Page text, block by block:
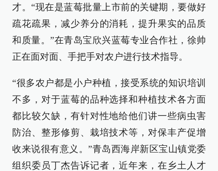
才。“现在是蓝莓批量上市前的关键期，要做好
疏花疏果，减少养分的消耗，提升果实的品质
和质量。”在青岛宝欣兴蓝莓专业合作社，徐帅
正在面对面、手把手对农户进行技术指导。
“很多农户都是小户种植，接受系统的知识培训
不多，对于蓝莓的品种选择和种植技术各方面
都比较欠缺，有针对性地给他们讲一些病虫害
防治、整形修剪、栽培技术等，对保丰产促增
收来说很有意义。”青岛西海岸新区宝山镇党委
组织委员丁杰告诉记者，近年来，在乡土人才